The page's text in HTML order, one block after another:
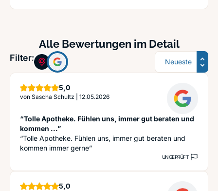
Alle Bewertungen im Detail
Filter: Sortierung
5,0Sterne
von Sascha Schultz 12.05.2026
“Tolle Apotheke. Fühlen uns, immer gut beraten und
kommen ...”
“Tolle Apotheke. Fühlen uns, immer gut beraten und
kommen immer gerne”
UNGEPRÜFT
5,0Sterne